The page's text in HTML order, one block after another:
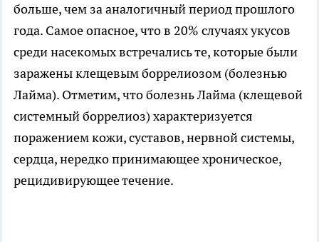
больше, чем за аналогичный период прошлого
года. Самое опасное, что в 20% случаях укусов
среди насекомых встречались те, которые были
заражены клещевым боррелиозом (болезнью
Лайма). Отметим, что болезнь Лайма (клещевой
системный боррелиоз) характеризуется
поражением кожи, суставов, нервной системы,
сердца, нередко принимающее хроническое,
рецидивирующее течение.